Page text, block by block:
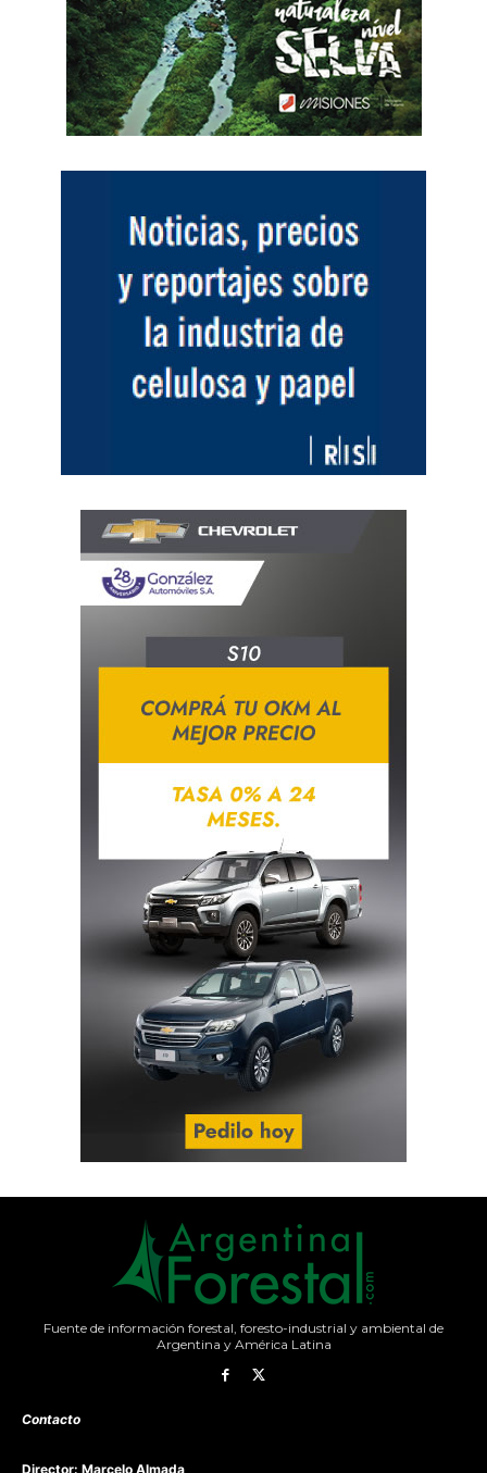
Fuente de información forestal, foresto-industrial y ambiental de
Argentina y América Latina
Contacto
Director: Marcelo Almada